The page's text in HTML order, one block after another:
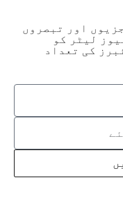
اور تبصروں
لیٹر کو
کی تعداد